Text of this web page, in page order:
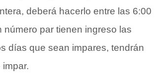
deberá hacerlo entre las 6:00
par tienen ingreso las
días que sean impares, tendrán